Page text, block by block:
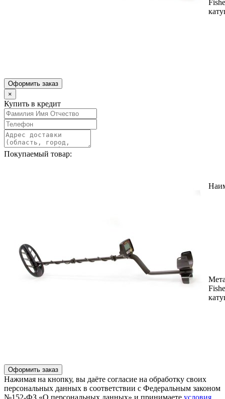
Оформить заказ
×
Купить в кредит
Покупаемый товар:
Оформить заказ
Нажимая на кнопку, вы даёте согласие на обработку своих
персональных данных в соответствии с Федеральным законом